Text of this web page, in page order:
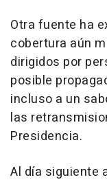
Otra fuente ha
cobertura aún
dirigidos por
posible
incluso a un
las
Presidencia.
Al día siguiente